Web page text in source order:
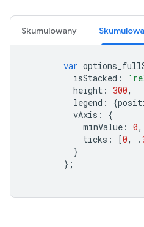
Skumulowany
var
isStacked :
height : 300,
legend : {
vAxis :
{
minValue : 0,
ticks : [0, .
}
};